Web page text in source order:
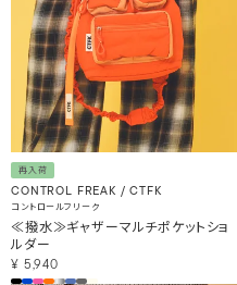
再入荷
CONTROL FREAK / CTFK
コントロールフリーク
≪撥水≫ギャザーマルチポケットショ
ルダー
¥ 5,940